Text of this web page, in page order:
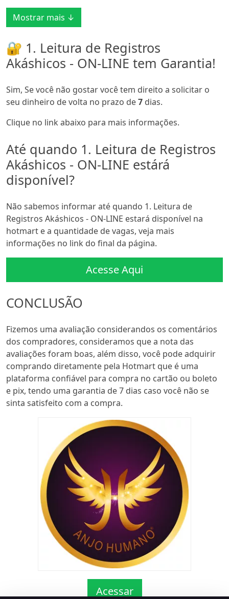
Mostrar mais ↓
🔐 1. Leitura de Registros
Akáshicos - ON-LINE tem Garantia!
Sim, Se você não gostar você tem direito a solicitar o
seu dinheiro de volta no prazo de7 dias.
Clique no link abaixo para mais informações.
Até quando 1. Leitura de Registros
Akáshicos - ON-LINE estárá
disponível?
Não sabemos informar até quando 1. Leitura de
Registros Akáshicos - ON-LINE estará disponível na
hotmart e a quantidade de vagas, veja mais
informações no link do final da página.
Acesse Aqui
CONCLUSÃO
Fizemos uma avaliação considerandos os comentários
dos compradores, consideramos que a nota das
avaliações foram boas, além disso, você pode adquirir
comprando diretamente pela Hotmart que é uma
plataforma confiável para compra no cartão ou boleto
e pix, tendo uma garantia de 7 dias caso você não se
sinta satisfeito com a compra.